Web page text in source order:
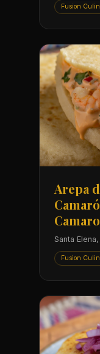
Fusion
Arepa
Santa
Fusion